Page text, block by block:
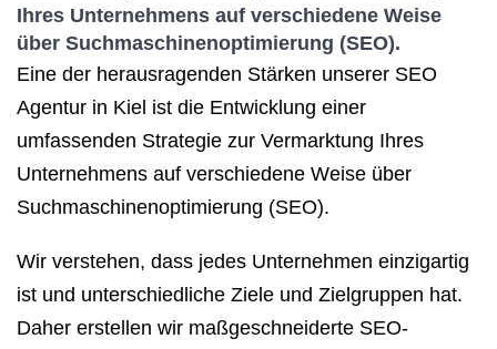
Ihres Unternehmens auf verschiedene Weise
über Suchmaschinenoptimierung (SEO).
Eine der herausragenden Stärken unserer SEO
Agentur in Kiel ist die Entwicklung einer
umfassenden Strategie zur Vermarktung Ihres
Unternehmens auf verschiedene Weise über
Suchmaschinenoptimierung (SEO).
Wir verstehen, dass jedes Unternehmen einzigartig
ist und unterschiedliche Ziele und Zielgruppen hat.
Daher erstellen wir maßgeschneiderte SEO-